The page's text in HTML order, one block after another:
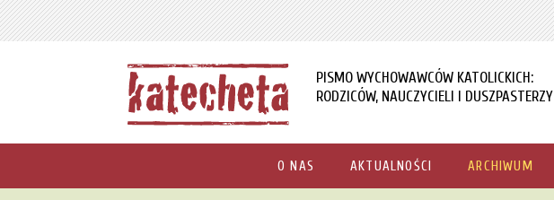
PISMO WYCHOWAWCÓW KATOLICKICH:
RODZICÓW, NAUCZYCIELI I DUSZPASTERZY
O NAS AKTUALNOŚCI ARCHIWUM